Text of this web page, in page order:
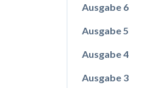
Ausgabe 6
Ausgabe 5
Ausgabe 4
Ausgabe 3